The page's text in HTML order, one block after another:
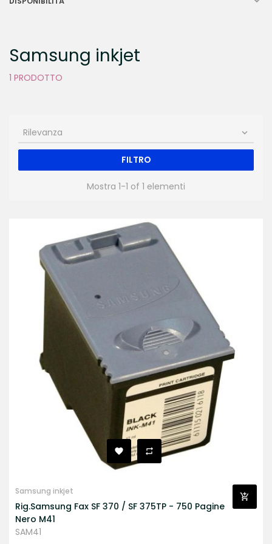
Samsung inkjet
1 PRODOTTO
Rilevanza 
FILTRO
Mostra 1-1 of 1 elementi
Samsung inkjet
Rig.Samsung Fax SF 370 / SF 375TP - 750 Pagine
Nero M41
SAM41